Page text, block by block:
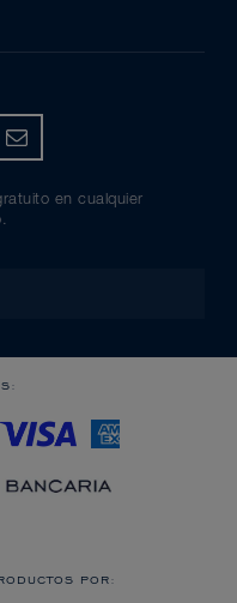
en cualquier
POR: